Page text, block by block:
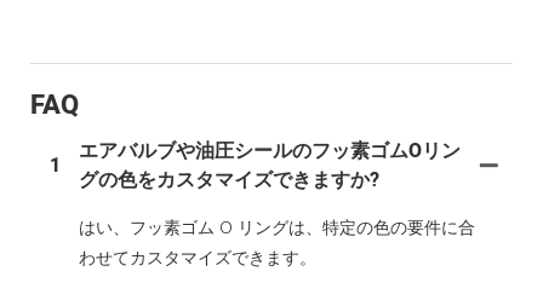
FAQ
1
エアバルブや油圧シールのフッ素ゴムOリン
グの色をカスタマイズできますか?
はい、フッ素ゴム O リングは、特定の色の要件に合
わせてカスタマイズできます。